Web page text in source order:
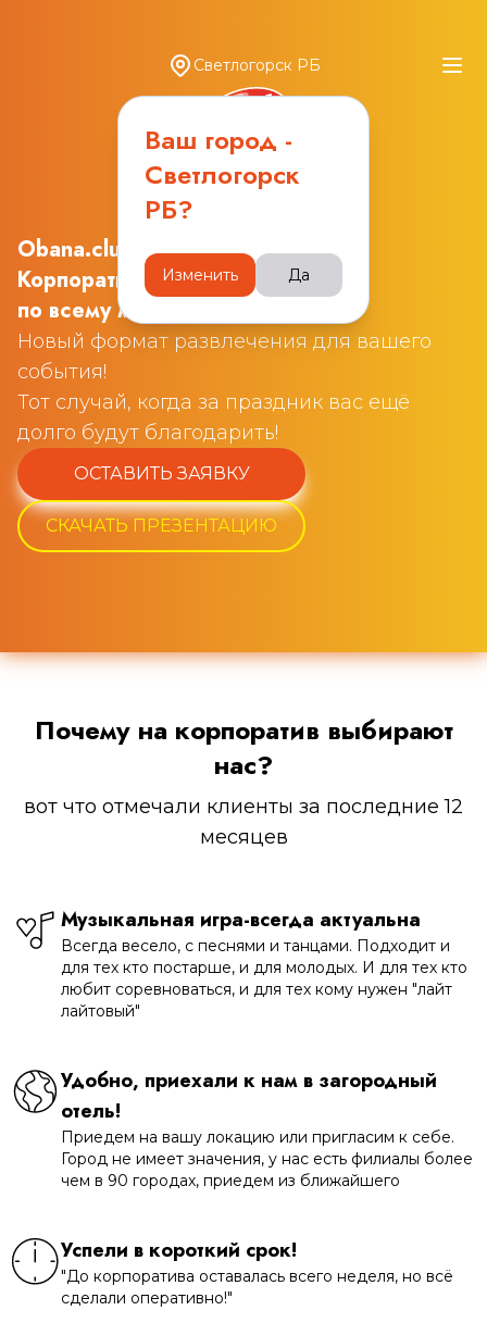
Светлогорск РБ
Ваш город -
Светлогорск
РБ?
Изменить Да
Obana.club
Корпоративные квизы
по всему миру
Новый формат развлечения для вашего
события!
Тот случай, когда за праздник вас ещё
долго будут благодарить!
ОСТАВИТЬ ЗАЯВКУ
СКАЧАТЬ ПРЕЗЕНТАЦИЮ
Почему на корпоратив выбирают
нас?
вот что отмечали клиенты за последние 12
месяцев
Музыкальная игра-всегда актуальна
Всегда весело, с песнями и танцами. Подходит и
для тех кто постарше, и для молодых. И для тех кто
любит соревноваться, и для тех кому нужен "лайт
лайтовый"
Удобно, приехали к нам в загородный
отель!
Приедем на вашу локацию или пригласим к себе.
Город не имеет значения, у нас есть филиалы более
чем в 90 городах, приедем из ближайшего
Успели в короткий срок!
"До корпоратива оставалась всего неделя, но всё
сделали оперативно!"